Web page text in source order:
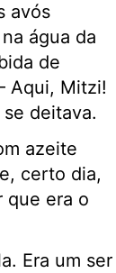
avós
água da
de
Aqui, Mitzi!
deitava.
azeite
certo dia,
que era o
Era um ser